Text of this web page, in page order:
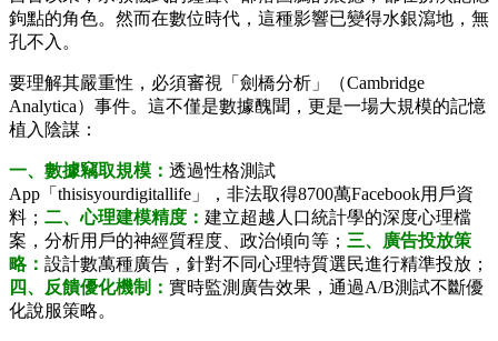
鉤點的角色。然而在數位時代，這種影響已變得水銀瀉地，無
孔不入。
要理解其嚴重性，必須審視「劍橋分析」（Cambridge
Analytica）事件。這不僅是數據醜聞，更是一場大規模的記憶
植入陰謀：
一、數據竊取規模： 透過性格測試
App「thisisyourdigitallife」，非法取得8700萬Facebook用戶資
料； 二、心理建模精度： 建立超越人口統計學的深度心理檔
案，分析用戶的神經質程度、政治傾向等； 三、廣告投放策
略： 設計數萬種廣告，針對不同心理特質選民進行精準投放；
四、反饋優化機制： 實時監測廣告效果，通過A/B測試不斷優
化說服策略。